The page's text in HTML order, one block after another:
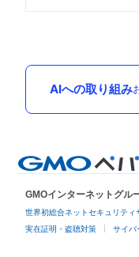
AIへの取り組み
GMOインターネットグル
世界初総合ネットセキュリティ
実在証明・盗聴対策 サイバ